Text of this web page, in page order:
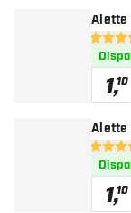
Alette
5 stelle
1,10
Alette
5 stelle
1,10